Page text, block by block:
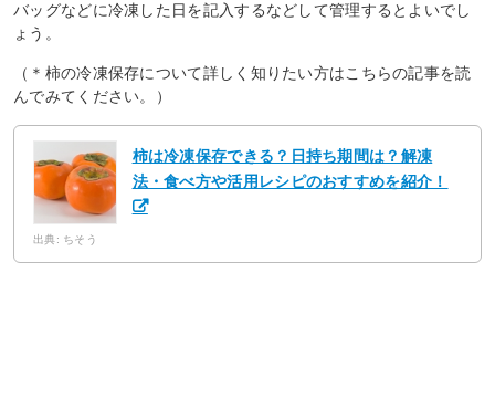
バッグなどに冷凍した日を記入するなどして管理するとよいでし
ょう。
（＊柿の冷凍保存について詳しく知りたい方はこちらの記事を読
んでみてください。）
柿は冷凍保存できる？日持ち期間は？解凍
法・食べ方や活用レシピのおすすめを紹介！
出典: ちそう